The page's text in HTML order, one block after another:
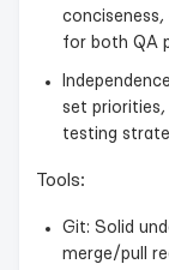
for both QA
set priorities,
testing
Tools:
Git: Solid
merge/pull